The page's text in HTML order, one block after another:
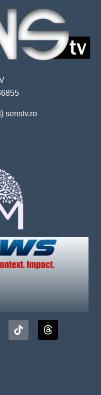
senstv.ro